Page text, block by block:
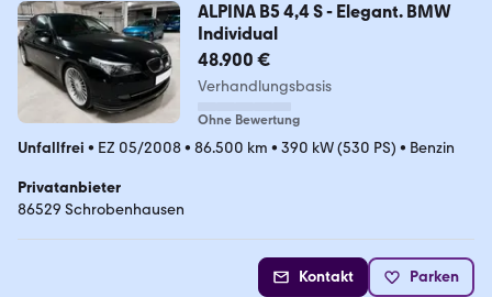
ALPINA B5 4,4 S - Elegant. BMW
Individual
48.900 €
Verhandlungsbasis
Ohne Bewertung
Unfallfrei • EZ 05/2008• 86.500 km • 390 kW (530 PS) • Benzin
Privatanbieter
86529 Schrobenhausen
Kontakt Parken